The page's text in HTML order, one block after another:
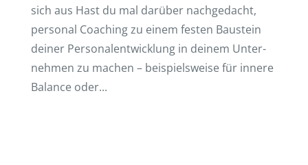
sich aus Hast du mal darüber nach­ge­dacht,
perso­nal Coaching zu einem festen Baustein
deiner Perso­nal­ent­wick­lung in deinem Unter­
neh­men zu machen – beispiels­weise für innere
Balance oder...